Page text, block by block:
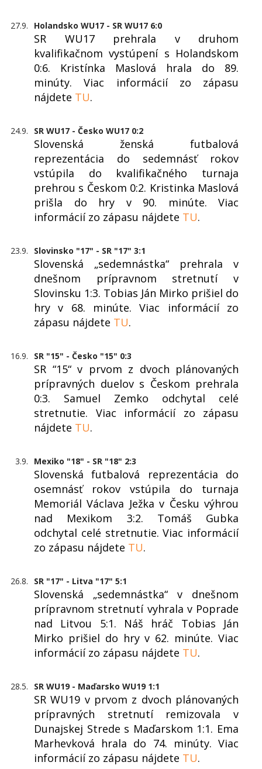
27.9. Holandsko WU17 - SR WU17 6:0
SR WU17 prehrala v druhom
kvalifikačnom vystúpení s Holandskom
0:6. Kristínka Maslová hrala do 89.
minúty. Viac informácií zo zápasu
nájdete TU.
24.9. SR WU17 - Česko WU17 0:2
Slovenská ženská futbalová
reprezentácia do sedemnásť rokov
vstúpila do kvalifikačného turnaja
prehrou s Českom 0:2. Kristinka Maslová
prišla do hry v 90. minúte. Viac
informácií zo zápasu nájdete TU.
23.9. Slovinsko "17" - SR "17" 3:1
Slovenská „sedemnástka“ prehrala v
dnešnom prípravnom stretnutí v
Slovinsku 1:3. Tobias Ján Mirko prišiel do
hry v 68. minúte. Viac informácií zo
zápasu nájdete TU.
16.9. SR "15" - Česko "15" 0:3
SR “15“ v prvom z dvoch plánovaných
prípravných duelov s Českom prehrala
0:3. Samuel Zemko odchytal celé
stretnutie. Viac informácií zo zápasu
nájdete TU.
3.9. Mexiko "18" - SR "18" 2:3
Slovenská futbalová reprezentácia do
osemnásť rokov vstúpila do turnaja
Memoriál Václava Ježka v Česku výhrou
nad Mexikom 3:2. Tomáš Gubka
odchytal celé stretnutie. Viac informácií
zo zápasu nájdete TU.
26.8. SR "17" - Litva "17" 5:1
Slovenská „sedemnástka“ v dnešnom
prípravnom stretnutí vyhrala v Poprade
nad Litvou 5:1. Náš hráč Tobias Ján
Mirko prišiel do hry v 62. minúte. Viac
informácií zo zápasu nájdete TU.
28.5. SR WU19 - Maďarsko WU19 1:1
SR WU19 v prvom z dvoch plánovaných
prípravných stretnutí remizovala v
Dunajskej Strede s Maďarskom 1:1. Ema
Marhevková hrala do 74. minúty. Viac
informácií zo zápasu nájdete TU.